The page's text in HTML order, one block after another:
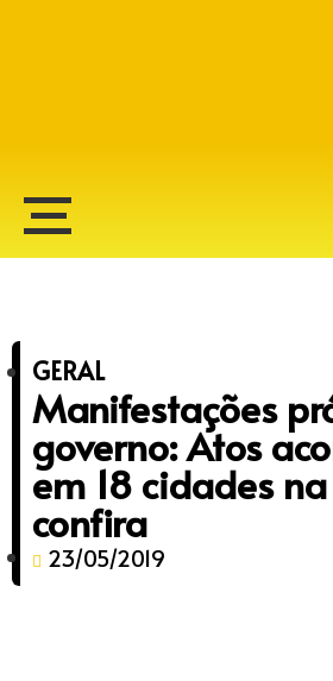
GERAL
Manifestações
governo: Atos
em 18 cidades
confira
23/05/2019